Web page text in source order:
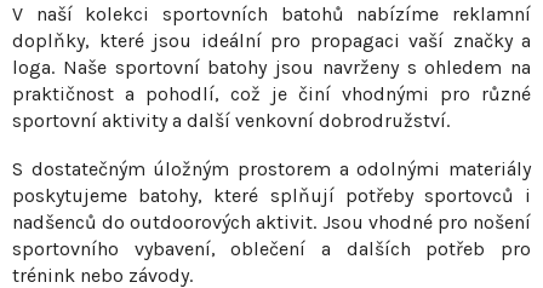
a
c
í
p
v
k
y
v
k
o
v
á
n
í
V naší kolekci sportovních batohů nabízíme reklamní
doplňky, které jsou ideální pro propagaci vaší značky a
loga. Naše sportovní batohy jsou navrženy s ohledem na
praktičnost a pohodlí, což je činí vhodnými pro různé
sportovní aktivity a další venkovní dobrodružství.
S dostatečným úložným prostorem a odolnými materiály
poskytujeme batohy, které splňují potřeby sportovců i
nadšenců do outdoorových aktivit. Jsou vhodné pro nošení
sportovního vybavení, oblečení a dalších potřeb pro
trénink nebo závody.